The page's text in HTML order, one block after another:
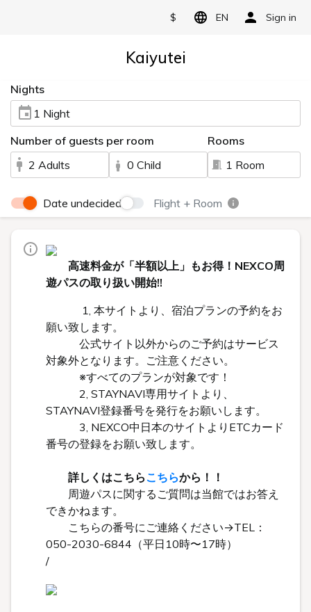
$ EN Sign in
Kaiyutei
Nights
1 Night
Number of guests per room
2 Adults
0 Child
Rooms
1 Room
Date undecided Flight + Room
高速料金が「半額以上」もお得！NEXCO周
遊パスの取り扱い開始!!
1, 本サイトより、宿泊プランの予約をお
願い致します。
公式サイト以外からのご予約はサービス
対象外となります。ご注意ください。
※すべてのプランが対象です！
2, STAYNAVI専用サイトより、
STAYNAVI登録番号を発行をお願いします。
3, NEXCO中日本のサイトよりETCカード
番号の登録をお願い致します。
詳しくはこちらこちらから！！
周遊パスに関するご質問は当館ではお答え
できかねます。
こちらの番号にご連絡ください→TEL：
050-2030-6844（平日10時〜17時）
/